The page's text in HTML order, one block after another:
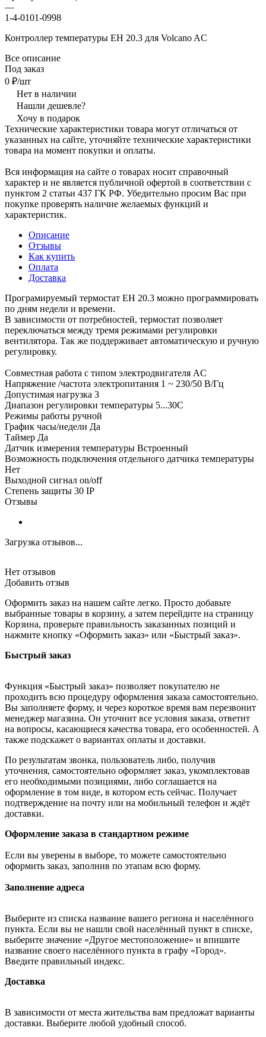
—
1-4-0101-0998
Контроллер температуры EH 20.3 для Volcano AC
Все описание
Под заказ
0 ₽/шт
Нет в наличии
Нашли дешевле?
Хочу в подарок
Технические характеристики товара могут отличаться от
указанных на сайте, уточняйте технические характеристики
товара на момент покупки и оплаты.
Вся информация на сайте о товарах носит справочный
характер и не является публичной офертой в соответствии с
пунктом 2 статьи 437 ГК РФ. Убедительно просим Вас при
покупке проверять наличие желаемых функций и
характеристик.
Описание
Отзывы
Как купить
Оплата
Доставка
Програмируемый термостат EH 20.3 можно программировать
по дням недели и времени.
В зависимости от потребностей, термостат позволяет
переключаться между тремя режимами регулировки
вентилятора. Так же поддерживает автоматическую и ручную
регулировку.
Совместная работа с типом электродвигателя AС
Напряжение /частота электропитания 1 ~ 230/50 В/Гц
Допустимая нагрузка 3
Диапазон регулировки температуры 5...30С
Режимы работы ручной
График часы/недели Да
Таймер Да
Датчик измерения температуры Встроенный
Возможность подключения отдельного датчика температуры
Нет
Выходной сигнал on/off
Степень защиты 30 IP
Отзывы
Загрузка отзывов...
Нет отзывов
Добавить отзыв
Оформить заказ на нашем сайте легко. Просто добавьте
выбранные товары в корзину, а затем перейдите на страницу
Корзина, проверьте правильность заказанных позиций и
нажмите кнопку «Оформить заказ» или «Быстрый заказ».
Быстрый заказ
Функция «Быстрый заказ» позволяет покупателю не
проходить всю процедуру оформления заказа самостоятельно.
Вы заполняете форму, и через короткое время вам перезвонит
менеджер магазина. Он уточнит все условия заказа, ответит
на вопросы, касающиеся качества товара, его особенностей. А
также подскажет о вариантах оплаты и доставки.
По результатам звонка, пользователь либо, получив
уточнения, самостоятельно оформляет заказ, укомплектовав
его необходимыми позициями, либо соглашается на
оформление в том виде, в котором есть сейчас. Получает
подтверждение на почту или на мобильный телефон и ждёт
доставки.
Оформление заказа в стандартном режиме
Если вы уверены в выборе, то можете самостоятельно
оформить заказ, заполнив по этапам всю форму.
Заполнение адреса
Выберите из списка название вашего региона и населённого
пункта. Если вы не нашли свой населённый пункт в списке,
выберите значение «Другое местоположение» и впишите
название своего населённого пункта в графу «Город».
Введите правильный индекс.
Доставка
В зависимости от места жительства вам предложат варианты
доставки. Выберите любой удобный способ.